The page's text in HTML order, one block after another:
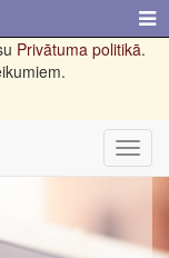
Privātuma politikā.